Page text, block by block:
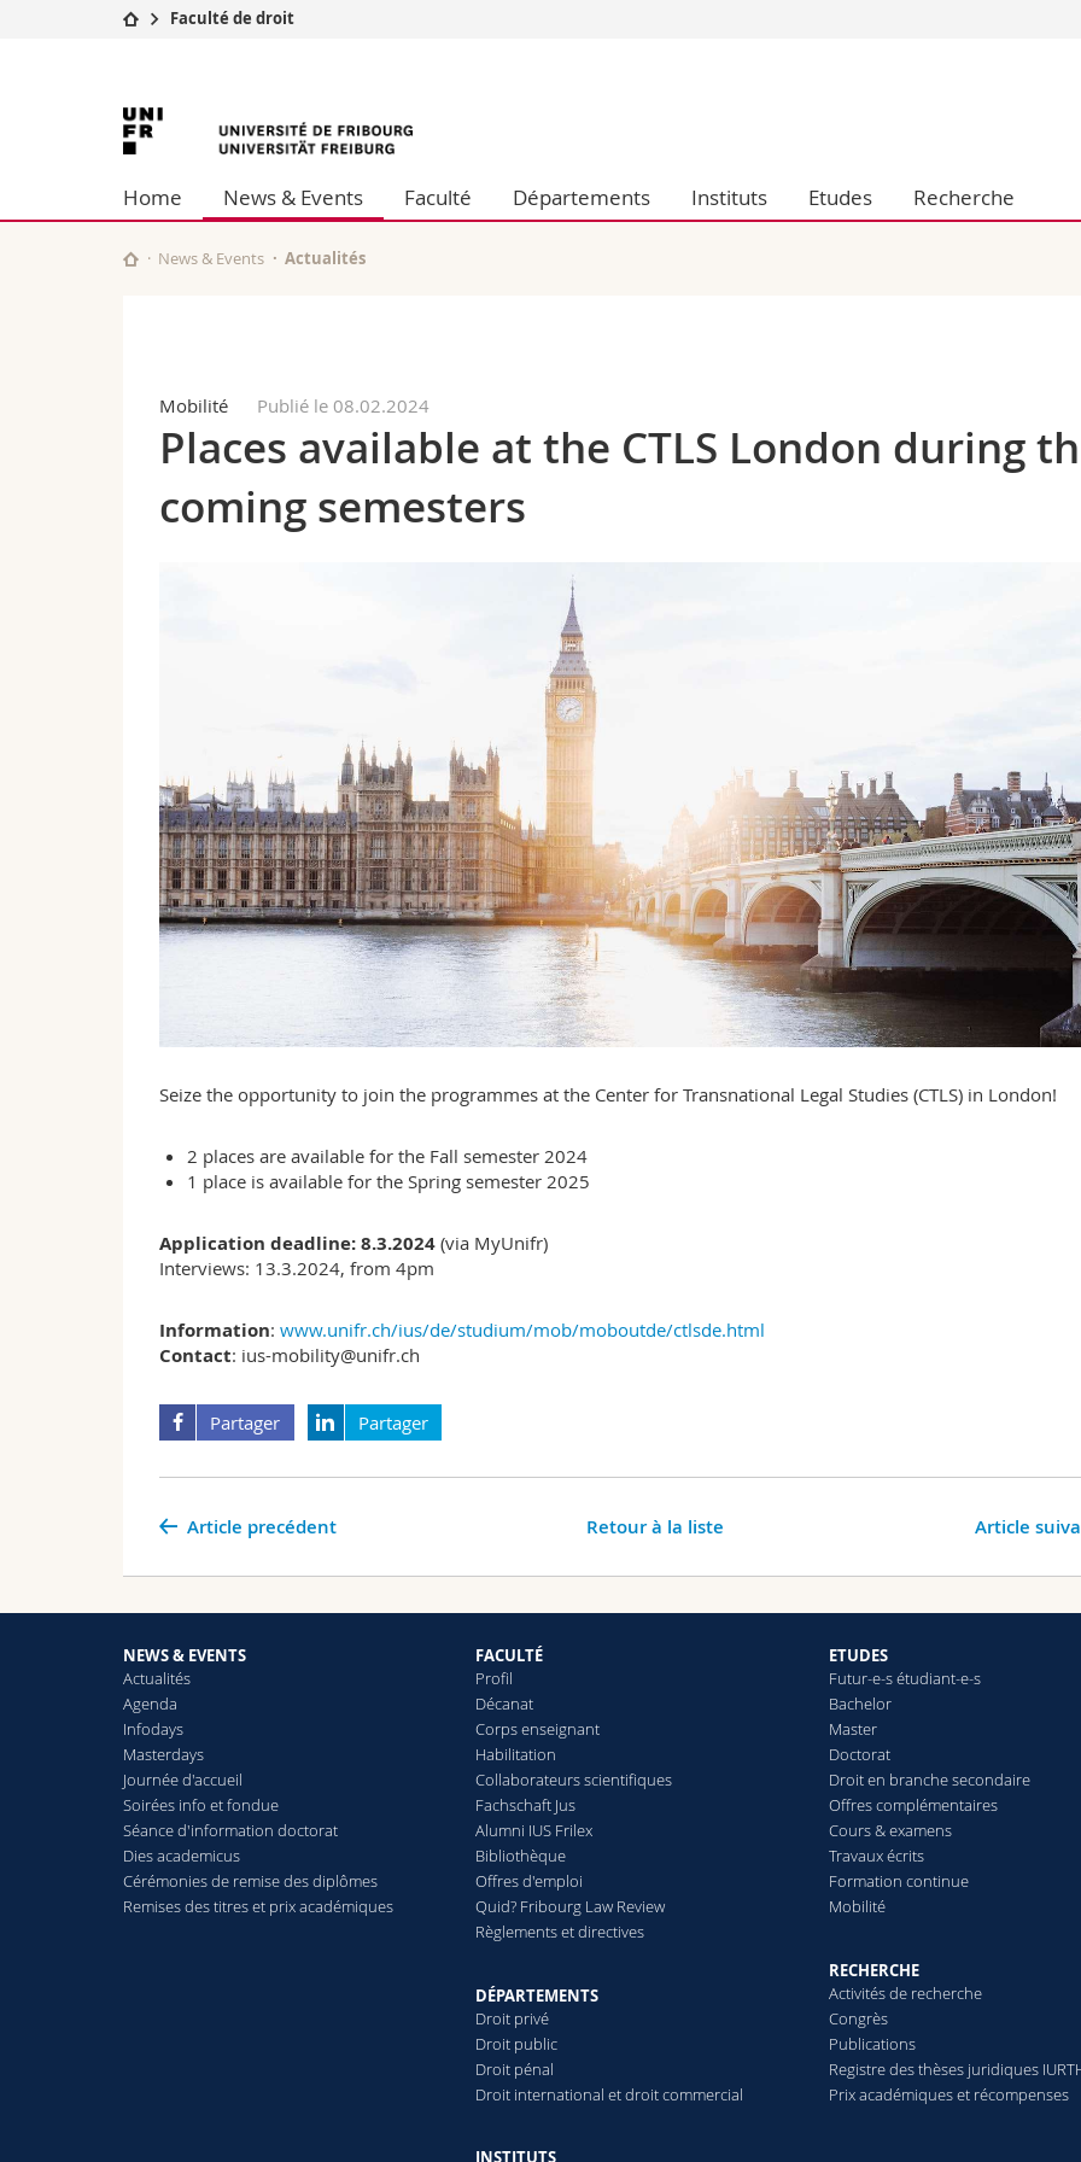
Etudes
Campus
Université
Formation continue
Lettres et sciences humaines
Sciences de l'éducation et de la formation
Chercheurs
Faculté de droit
Université
de
Fribourg
Home News & Events Faculté Départements Instituts Etudes Recherche
News & Events Actualités
Mobilité Publié le 08.02.2024
Places available at the CTLS London during
coming semesters
Seize the opportunity to join the programmes at the Center for Transnational Legal Studies (CTLS) in London!
2 places are available for the Fall semester 2024
1 place is available for the Spring semester 2025
Application deadline: 8.3.2024 (via MyUnifr)
Interviews: 13.3.2024, from 4pm
Information: www.unifr.ch/ius/de/studium/mob/moboutde/ctlsde.html
Contact: ius-mobility@unifr.ch
Partager Partager
Article
Article precédent Retour à la liste
NEWS & EVENTS
Actualités
Agenda
Infodays
Masterdays
Journée d'accueil
Soirées info et fondue
Séance d'information doctorat
Dies academicus
Cérémonies de remise des diplômes
Remises des titres et prix académiques
FACULTÉ
Profil
Décanat
Corps enseignant
Habilitation
Collaborateurs scientifiques
Fachschaft Jus
Alumni IUS Frilex
Bibliothèque
Offres d'emploi
Quid? Fribourg Law Review
Règlements et directives
DÉPARTEMENTS
Droit privé
Droit public
Droit pénal
Droit international et droit commercial
INSTITUTS
ETUDES
Futur-e-s étudiant-e-s
Bachelor
Master
Doctorat
Droit en branche secondaire
Offres complémentaires
Cours & examens
Travaux écrits
Formation continue
Mobilité
RECHERCHE
Activités de recherche
Congrès
Publications
Registre des thèses juridiques
Prix académiques et récompenses